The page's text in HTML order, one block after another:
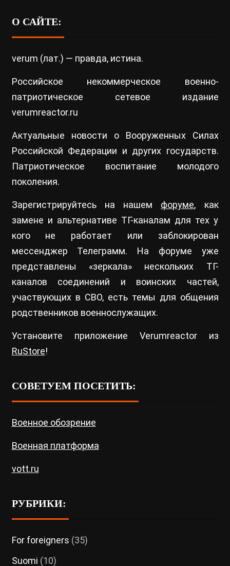
О САЙТЕ:
verum (лат.) — правда, истина.
Российское некоммерческое военно-
патриотическое сетевое издание
verumreactor.ru
Актуальные новости о Вооруженных Силах
Российской Федерации и других государств.
Патриотическое воспитание молодого
поколения.
Зарегистрируйтесь на нашем форуме, как
замене и альтернативе ТГ-каналам для тех у
кого не работает или заблокирован
мессенджер Телеграмм. На форуме уже
представлены «зеркала» нескольких ТГ-
каналов соединений и воинских частей,
участвующих в СВО, есть темы для общения
родственников военнослужащих.
Установите приложение Verumreactor из
RuStore!
СОВЕТУЕМ ПОСЕТИТЬ:
Военное обозрение
Военная платформа
vott.ru
РУБРИКИ:
For foreigners (35)
Suomi (10)